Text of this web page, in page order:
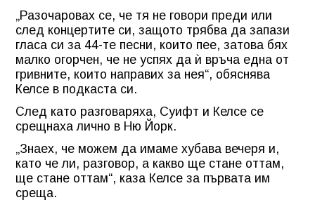
„Разочаровах се, че тя не говори преди или
след концертите си, защото трябва да запази
гласа си за 44-те песни, които пее, затова бях
малко огорчен, че не успях да ѝ връча една от
гривните, които направих за нея“, обяснява
Келсе в подкаста си.
След като разговаряха, Суифт и Келсе се
срещнаха лично в Ню Йорк.
„Знаех, че можем да имаме хубава вечеря и,
като че ли, разговор, а какво ще стане оттам,
ще стане оттам“, каза Келсе за първата им
среща.